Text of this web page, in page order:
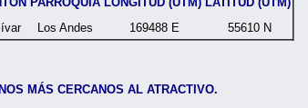
Los Andes 169488 E 55610 N
MÁS CERCANOS AL ATRACTIVO.